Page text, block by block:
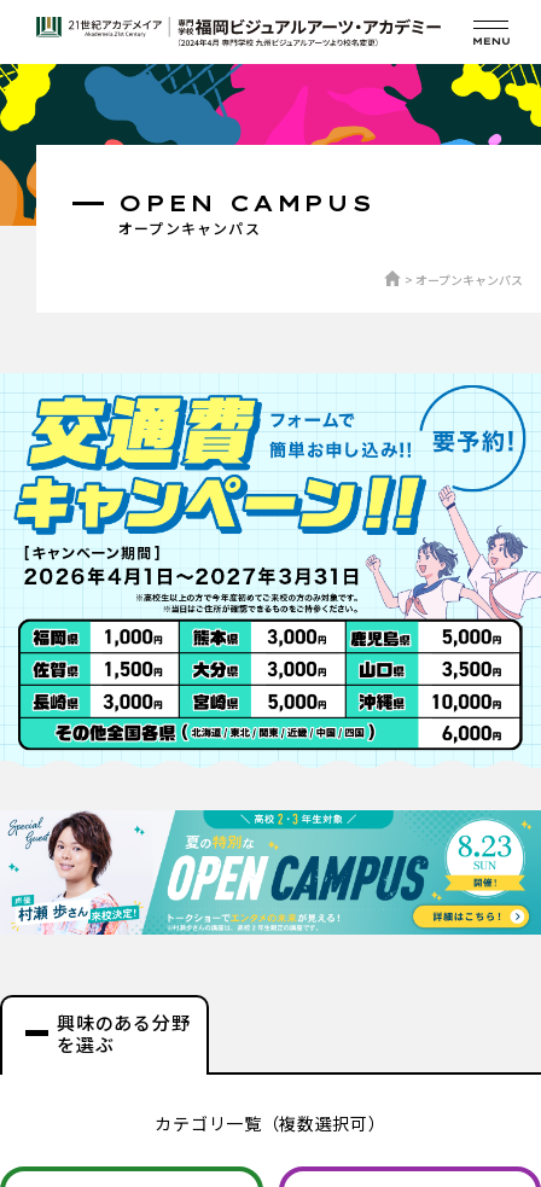
オープンキャンパス
OPEN CAMPUS
オープンキャンパス
興味のある分野
を選ぶ
カテゴリ一覧（複数選択可）